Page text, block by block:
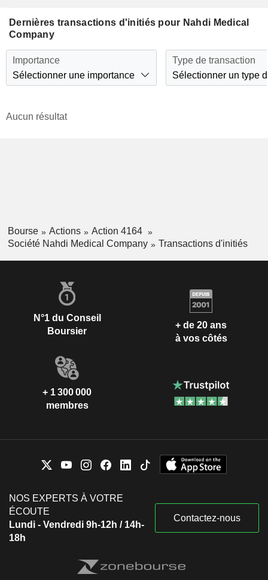
Dernières transactions d'initiés pour Nahdi Medical
Company
Importance
Sélectionner une importance
Type de transaction
Sélectionner un type
Aucun résultat
Bourse Actions
Action 4164
Société Nahdi Medical Company
Transactions d'initiés
N°1 du Conseil
Boursier
+ de 20 ans
à vos côtés
+ 1 300 000
membres
NOS EXPERTS À VOTRE
ÉCOUTE
Lundi - Vendredi 9h-12h / 14h-
18h
Contactez-nous